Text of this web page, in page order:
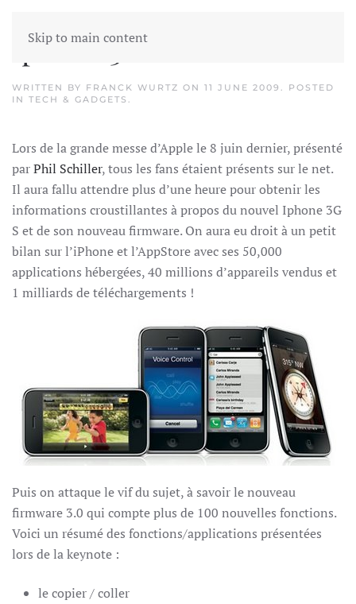
Skip to main content
Iphone 3G S
WRITTEN BY FRANCK WURTZ ON 11 JUNE 2009 . POSTED
IN TECH & GADGETS .
Lors de la grande messe d’Apple le 8 juin dernier, présenté
parPhil Schiller, tous les fans étaient présents sur le net.
Il aura fallu attendre plus d’une heure pour obtenir les
informations croustillantes à propos du nouvel Iphone 3G
S et de son nouveau firmware. On aura eu droit à un petit
bilan sur l’iPhone et l’AppStore avec ses 50,000
applications hébergées, 40 millions d’appareils vendus et
1 milliards de téléchargements !
Puis on attaque le vif du sujet, à savoir le nouveau
firmware 3.0 qui compte plus de 100 nouvelles fonctions.
Voici un résumé des fonctions/applications présentées
lors de la keynote :
le copier / coller